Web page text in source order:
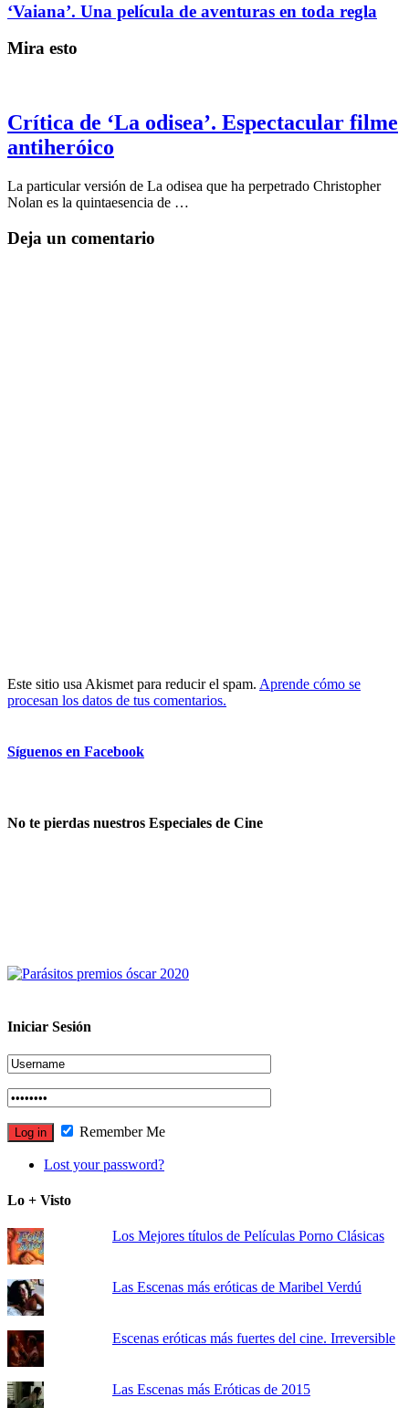
‘Vaiana’. Una película de aventuras en toda regla
Mira esto
Crítica de ‘La odisea’. Espectacular filme
antiheróico
La particular versión de La odisea que ha perpetrado Christopher
Nolan es la quintaesencia de …
Deja un comentario
Este sitio usa Akismet para reducir el spam. Aprende cómo se
procesan los datos de tus comentarios.
Síguenos en Facebook
No te pierdas nuestros Especiales de Cine
Iniciar Sesión
Remember Me
Lost your password?
Lo + Visto
Los Mejores títulos de Películas Porno Clásicas
Las Escenas más eróticas de Maribel Verdú
Escenas eróticas más fuertes del cine. Irreversible
Las Escenas más Eróticas de 2015